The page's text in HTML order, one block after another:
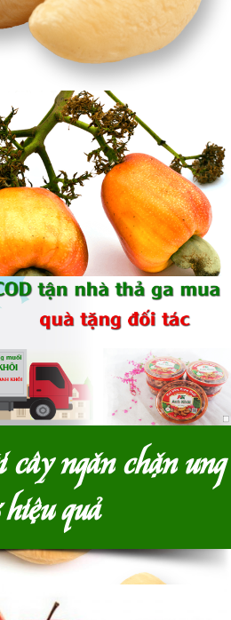
ngăn chặn ung
quả